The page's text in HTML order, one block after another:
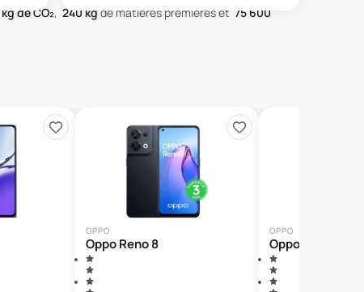
kg de CO₂, 240 kg de matières premièreset 75 600
OPPO
Oppo Reno 8
OPPO
Oppo Reno 12 FS